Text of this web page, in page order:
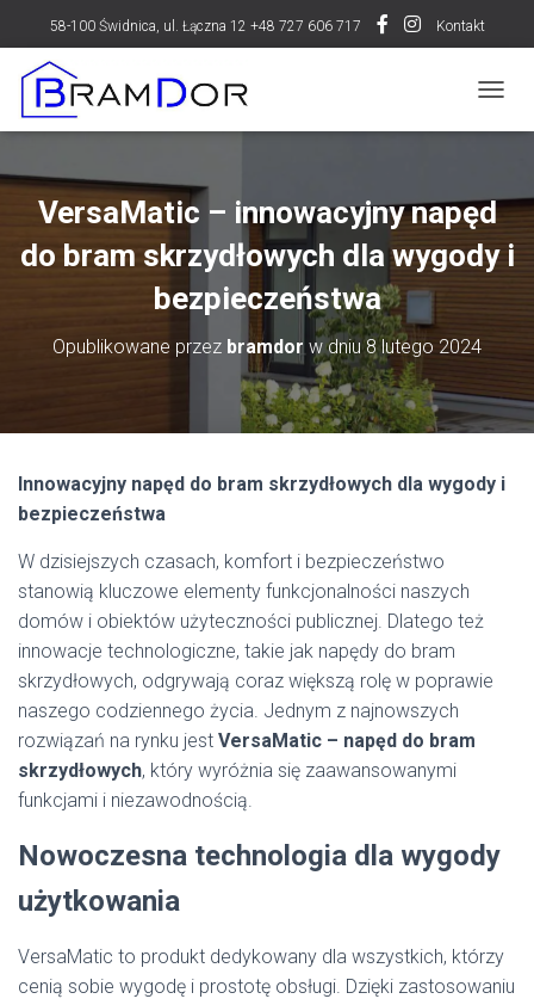
58-100 Świdnica, ul. Łączna 12 +48 727 606 717 Kontakt
R
Ł
Ą
Z
A
C
VersaMatic – innowacyjny napęd
do bram skrzydłowych dla wygody i
bezpieczeństwa
Opublikowane przez bramdor w dniu8 lutego 2024
Innowacyjny napęd do bram skrzydłowych dla wygody i
bezpieczeństwa
W dzisiejszych czasach, komfort i bezpieczeństwo
stanowią kluczowe elementy funkcjonalności naszych
domów i obiektów użyteczności publicznej. Dlatego też
innowacje technologiczne, takie jak napędy do bram
skrzydłowych, odgrywają coraz większą rolę w poprawie
naszego codziennego życia. Jednym z najnowszych
rozwiązań na rynku jest VersaMatic – napęd do bram
skrzydłowych, który wyróżnia się zaawansowanymi
funkcjami i niezawodnością.
Nowoczesna technologia dla wygody
użytkowania
VersaMatic to produkt dedykowany dla wszystkich, którzy
cenią sobie wygodę i prostotę obsługi. Dzięki zastosowaniu